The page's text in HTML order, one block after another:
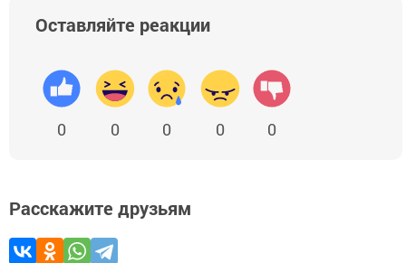
Оставляйте реакции
0 0 0 0 0
Расскажите друзьям